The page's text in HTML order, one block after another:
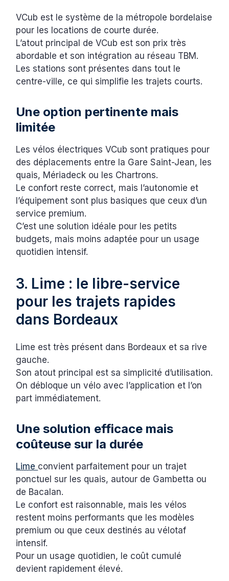
VCub est le système de la métropole bordelaise
pour les locations de courte durée.
L’atout principal de VCub est son prix très
abordable et son intégration au réseau TBM.
Les stations sont présentes dans tout le
centre-ville, ce qui simplifie les trajets courts.
Une option pertinente mais
limitée
Les vélos électriques VCub sont pratiques pour
des déplacements entre la Gare Saint-Jean, les
quais, Mériadeck ou les Chartrons.
Le confort reste correct, mais l’autonomie et
l’équipement sont plus basiques que ceux d’un
service premium.
C’est une solution idéale pour les petits
budgets, mais moins adaptée pour un usage
quotidien intensif.
3. Lime : le libre-service
pour les trajets rapides
dans Bordeaux
Lime est très présent dans Bordeaux et sa rive
gauche.
Son atout principal est sa simplicité d’utilisation.
On débloque un vélo avec l’application et l’on
part immédiatement.
Une solution efficace mais
coûteuse sur la durée
Lime convient parfaitement pour un trajet
ponctuel sur les quais, autour de Gambetta ou
de Bacalan.
Le confort est raisonnable, mais les vélos
restent moins performants que les modèles
premium ou que ceux destinés au vélotaf
intensif.
Pour un usage quotidien, le coût cumulé
devient rapidement élevé.